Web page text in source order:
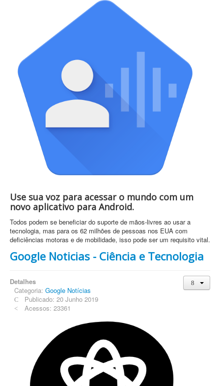
Use sua voz para acessar o mundo com um
novo aplicativo para Android.
Todos podem se beneficiar do suporte de mãos-livres ao usar a
tecnologia, mas para os 62 milhões de pessoas nos EUA com
deficiências motoras e de mobilidade, isso pode ser um requisito vital.
Google Noticias - Ciência e Tecnologia
Detalhes
Categoria: Google Notícias
Publicado: 20 Junho 2019
Acessos: 23361